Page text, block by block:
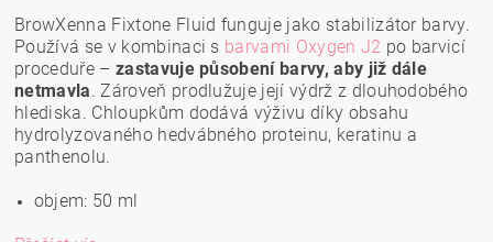
BrowXenna Fixtone Fluid funguje jako stabilizátor barvy.
Používá se v kombinaci s barvami Oxygen J2 po barvicí
proceduře – zastavuje působení barvy, aby již dále
netmavla. Zároveň prodlužuje její výdrž z dlouhodobého
hlediska. Chloupkům dodává výživu díky obsahu
hydrolyzovaného hedvábného proteinu, keratinu a
panthenolu.
objem: 50 ml